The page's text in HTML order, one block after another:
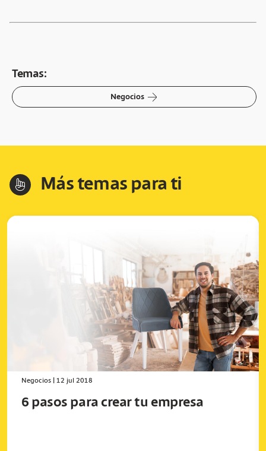
Temas:
Negocios arrow-right
hand-index Más temas para ti
Negocios 12 jul 2018
6 pasos para crear tu empresa